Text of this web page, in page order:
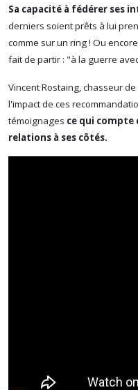
Sa capacité à fédérer ses
derniers soient prêts à lui
comme sur un ring ! Ou
fait de partir : "à la guerre
Vincent Rostaing, chasseur
l'impact de ces
témoignages ce qui compte
relations à ses côtés.